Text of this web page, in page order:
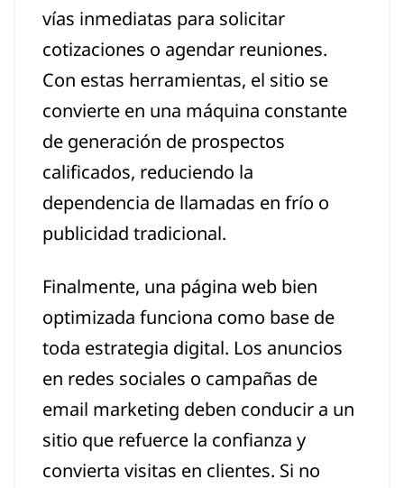
vías inmediatas para solicitar
cotizaciones o agendar reuniones.
Con estas herramientas, el sitio se
convierte en una máquina constante
de generación de prospectos
calificados, reduciendo la
dependencia de llamadas en frío o
publicidad tradicional.
Finalmente, una página web bien
optimizada funciona como base de
toda estrategia digital. Los anuncios
en redes sociales o campañas de
email marketing deben conducir a un
sitio que refuerce la confianza y
convierta visitas en clientes. Si no